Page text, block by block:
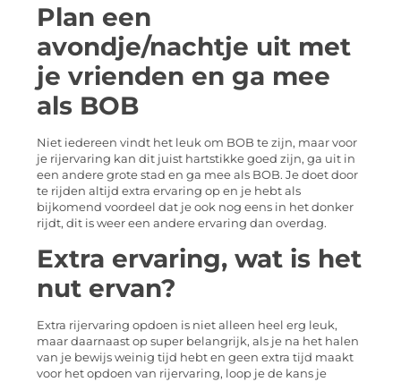
Plan een
avondje/nachtje uit met
je vrienden en ga mee
als BOB
Niet iedereen vindt het leuk om BOB te zijn, maar voor
je rijervaring kan dit juist hartstikke goed zijn, ga uit in
een andere grote stad en ga mee als BOB. Je doet door
te rijden altijd extra ervaring op en je hebt als
bijkomend voordeel dat je ook nog eens in het donker
rijdt, dit is weer een andere ervaring dan overdag.
Extra ervaring, wat is het
nut ervan?
Extra rijervaring opdoen is niet alleen heel erg leuk,
maar daarnaast op super belangrijk, als je na het halen
van je bewijs weinig tijd hebt en geen extra tijd maakt
voor het opdoen van rijervaring, loop je de kans je